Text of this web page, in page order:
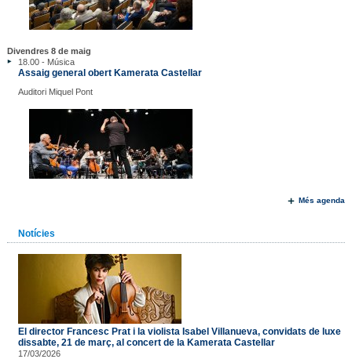
Divendres 8 de maig
18.00 - Música
Assaig general obert Kamerata Castellar
Auditori Miquel Pont
Més agenda
Notícies
El director Francesc Prat i la violista Isabel Villanueva, convidats de luxe
dissabte, 21 de març, al concert de la Kamerata Castellar
17/03/2026